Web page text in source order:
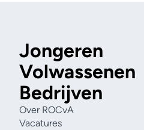
Jongeren
Volwassenen
Bedrijven
Over ROCvA
Vacatures